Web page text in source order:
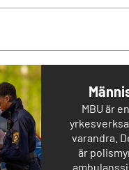
MBU är
varandra.
är